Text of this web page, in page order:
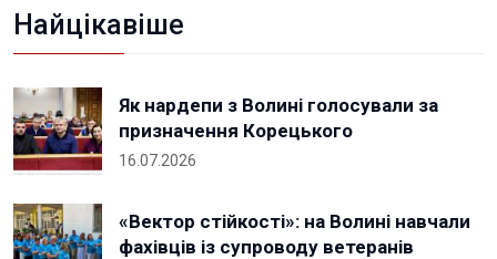
Найцікавіше
Як нардепи з Волині голосували за
призначення Корецького
16.07.2026
«Вектор стійкості»: на Волині навчали
фахівців із супроводу ветеранів